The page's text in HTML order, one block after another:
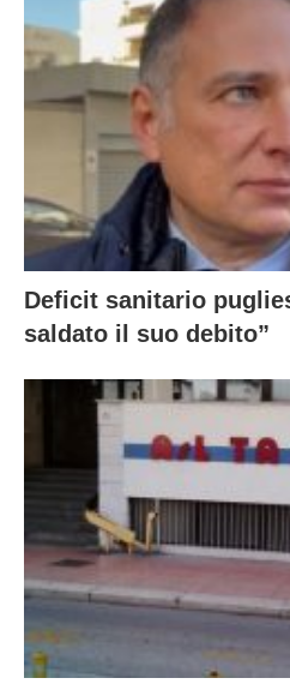
Deficit sanitario
saldato il suo debito”